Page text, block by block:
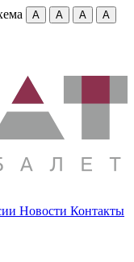
A A A
A
Новости Контакты